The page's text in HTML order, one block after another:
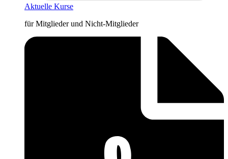
Aktuelle Kurse
für Mitglieder und Nicht-Mitglieder